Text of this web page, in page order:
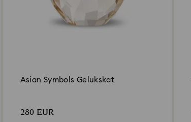
Asian Symbols Gelukskat
280 EUR